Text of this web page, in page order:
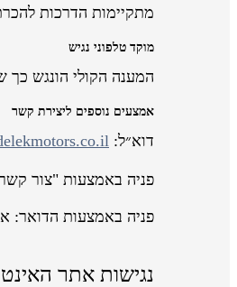
מתקיימות הדרכות
מוקד טלפוני נגיש
המענה הקולי הונגש
אמצעים נוספים ליצירת קשר
דוא״ל:
פניה באמצעות "צור
פניה באמצעות הדואר: אזור
נגישות אתר